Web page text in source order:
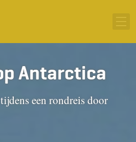
Antarctica
een rondreis door